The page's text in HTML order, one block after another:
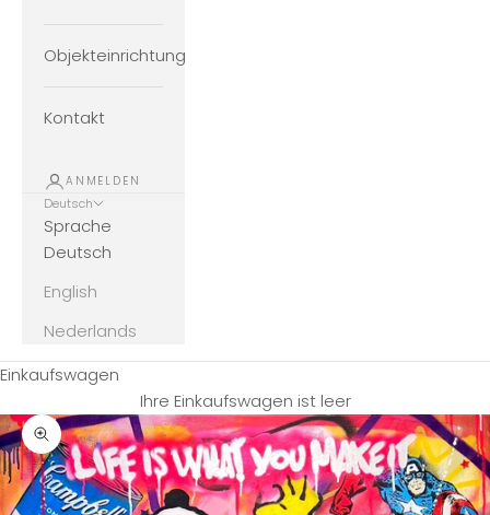
Objekteinrichtung
Kontakt
ANMELDEN
Deutsch
Sprache
Deutsch
English
Nederlands
Einkaufswagen
Ihre Einkaufswagen ist leer
Bild vergrößern